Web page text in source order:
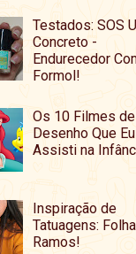
Testados: SOS
Concreto -
Endurecedor
Formol!
Os 10 Filmes de
Desenho Que Eu
Assisti na
Inspiração de
Tatuagens:
Ramos!